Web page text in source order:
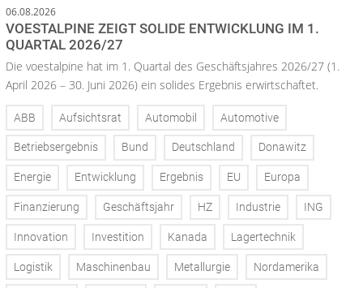
06.08.2026
VOESTALPINE ZEIGT SOLIDE ENTWICKLUNG IM 1.
QUARTAL 2026/27
Die voestalpine hat im 1. Quartal des Geschäftsjahres 2026/27 (1.
April 2026 – 30. Juni 2026) ein solides Ergebnis erwirtschaftet.
ABB Aufsichtsrat Automobil Automotive
Betriebsergebnis Bund Deutschland Donawitz
Energie Entwicklung Ergebnis EU Europa
Finanzierung Geschäftsjahr HZ Industrie ING
Innovation Investition Kanada Lagertechnik
Logistik Maschinenbau Metallurgie Nordamerika